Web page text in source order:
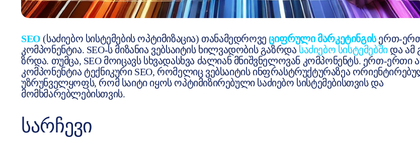
SEO (საძიებო სისტემების ოპტიმიზაცია) თანამედროვეციფრული მარკეტინგისერთ-
კომპონენტია. SEO-ს მიზანია ვებსაიტის ხილვადობის გაზრდა საძიებო სისტემებშიდა ამ
ზრდა. თუმცა, SEO მოიცავს სხვადასხვა ძალიან მნიშვნელოვან კომპონენტს. ერთ-ერთი
კომპონენტია ტექნიკური SEO, რომელიც ვებსაიტის ინფრასტრუქტურაზეა
უზრუნველყოფს, რომ საიტი იყოს ოპტიმიზირებული საძიებო სისტემებისთვის და
მომხმარებლებისთვის.
ᲡᲐᲠᲩᲔᲕᲘ